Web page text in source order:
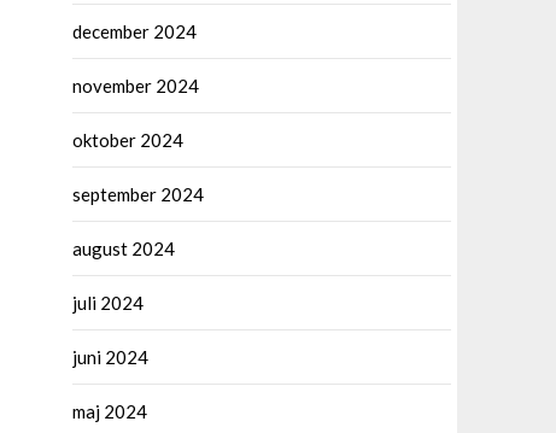
december 2024
november 2024
oktober 2024
september 2024
august 2024
juli 2024
juni 2024
maj 2024